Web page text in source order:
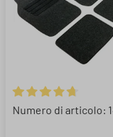
Valutazione media
Numero di articolo: